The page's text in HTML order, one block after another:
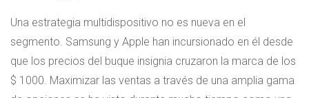
Una estrategia multidispositivo no es nueva en el
segmento. Samsung y Apple han incursionado en él desde
que los precios del buque insignia cruzaron la marca de los
$ 1000. Maximizar las ventas a través de una amplia gama